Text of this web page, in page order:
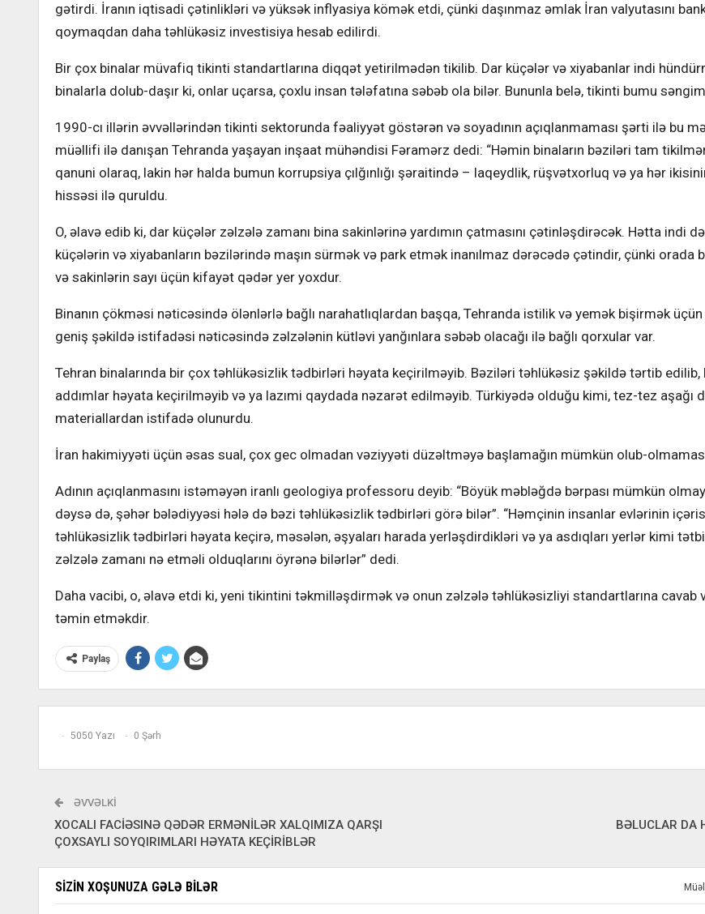
gətirdi. İranın iqtisadi çətinlikləri və yüksək inflyasiya kömək etdi, çünki daşınmaz əmlak İran valyutasını
qoymaqdan daha təhlükəsiz investisiya hesab edilirdi.
Bir çox binalar müvafiq tikinti standartlarına diqqət yetirilmədən tikilib. Dar küçələr və xiyabanlar indi
binalarla dolub-daşır ki, onlar uçarsa, çoxlu insan tələfatına səbəb ola bilər. Bununla belə, tikinti bumu
1990-cı illərin əvvəllərindən tikinti sektorunda fəaliyyət göstərən və soyadının açıqlanmaması şərti ilə bu
müəllifi ilə danışan Tehranda yaşayan inşaat mühəndisi Fəramərz dedi: “Həmin binaların bəziləri tam
qanuni olaraq, lakin hər halda bumun korrupsiya çılğınlığı şəraitində – laqeydlik, rüşvətxorluq və ya hər
hissəsi ilə quruldu.
O, əlavə edib ki, dar küçələr zəlzələ zamanı bina sakinlərinə yardımın çatmasını çətinləşdirəcək. Hətta indi
küçələrin və xiyabanların bəzilərində maşın sürmək və park etmək inanılmaz dərəcədə çətindir, çünki orada
və sakinlərin sayı üçün kifayət qədər yer yoxdur.
Binanın çökməsi nəticəsində ölənlərlə bağlı narahatlıqlardan başqa, Tehranda istilik və yemək bişirmək üçün
geniş şəkildə istifadəsi nəticəsində zəlzələnin kütləvi yanğınlara səbəb olacağı ilə bağlı qorxular var.
Tehran binalarında bir çox təhlükəsizlik tədbirləri həyata keçirilməyib. Bəziləri təhlükəsiz şəkildə tərtib edilib,
addımlar həyata keçirilməyib və ya lazımi qaydada nəzarət edilməyib. Türkiyədə olduğu kimi, tez-tez aşağı
materiallardan istifadə olunurdu.
İran hakimiyyəti üçün əsas sual, çox gec olmadan vəziyyəti düzəltməyə başlamağın mümkün olub-
Adının açıqlanmasını istəməyən iranlı geologiya professoru deyib: “Böyük məbləğdə bərpası mümkün
dəysə də, şəhər bələdiyyəsi hələ də bəzi təhlükəsizlik tədbirləri görə bilər”. “Həmçinin insanlar evlərinin
təhlükəsizlik tədbirləri həyata keçirə, məsələn, əşyaları harada yerləşdirdikləri və ya asdıqları yerlər kimi
zəlzələ zamanı nə etməli olduqlarını öyrənə bilərlər” dedi.
Daha vacibi, o, əlavə etdi ki, yeni tikintini təkmilləşdirmək və onun zəlzələ təhlükəsizliyi standartlarına cavab
təmin etməkdir.
Paylaş
5050 Yazı 0 Şərh
ƏVVƏLKI
XOCALI FACİƏSINƏ QƏDƏR ERMƏNİLƏR XALQIMIZA QARŞI
ÇOXSAYLI SOYQIRIMLARI HƏYATA KEÇİRİBLƏR
BƏLUCLAR DA
SIZIN XOŞUNUZA GƏLƏ BILƏR